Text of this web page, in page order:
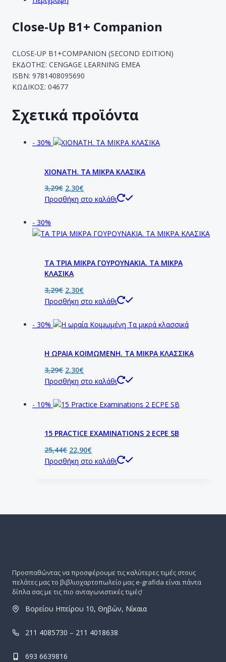
Close-Up B1+ Companion
CLOSE-UP B1+COMPANION (SECOND EDITION)
ΕΚΔΟΤΗΣ: CENGAGE LEARNING EMEA
ISBN: 9781408095690
ΚΩΔΙΚΟΣ: 04677
Σχετικά προϊόντα
- 30%
ΧΙΟΝΑΤΗ. ΤΑ ΜΙΚΡΑ ΚΛΑΣΙΚΑ
3,29€ 2,30€
Προσθήκη στο καλάθι
- 30%
ΤΑ ΤΡΙΑ ΜΙΚΡΑ ΓΟΥΡΟΥΝΑΚΙΑ. ΤΑ ΜΙΚΡΑ
ΚΛΑΣΙΚΑ
3,29€ 2,30€
Προσθήκη στο καλάθι
- 30%
Η ΩΡΑΙΑ ΚΟΙΜΩΜΕΝΗ. ΤΑ ΜΙΚΡΑ ΚΛΑΣΣΙΚΑ
3,29€ 2,30€
Προσθήκη στο καλάθι
- 10%
15 PRACTICE EXAMINATIONS 2 ECPE SB
25,44€ 22,90€
Προσθήκη στο καλάθι
Προσπαθώντας να προσφέρουμε τις καλύτερες τιμές στους
πελάτες μας το βιβλιοχαρτοπωλείο μας e-grafida είναι πάντα
δίπλα σας με τις πιο ανταγωνιστικές τιμές!
Βορείου Ηπείρου 10, Θηβών, Νίκαια
211 4085730 – 211 4018638
693 6639816